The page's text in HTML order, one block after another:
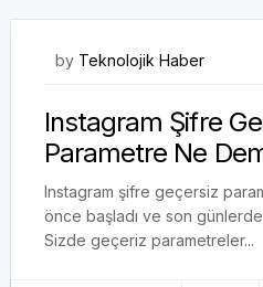
by Teknolojik Haber
Instagram Şifre
Parametre Ne
Instagram şifre geçersiz
önce başladı ve son günlerde
Sizde geçeriz parametreler...